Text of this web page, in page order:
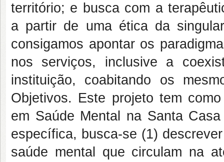
território; e busca com a
a partir de uma ética da
consigamos apontar os
nos serviços, inclusive a
instituição, coabitando os
Objetivos. Este projeto tem
em Saúde Mental na Santa
específica, busca-se (1)
saúde mental que circulam na